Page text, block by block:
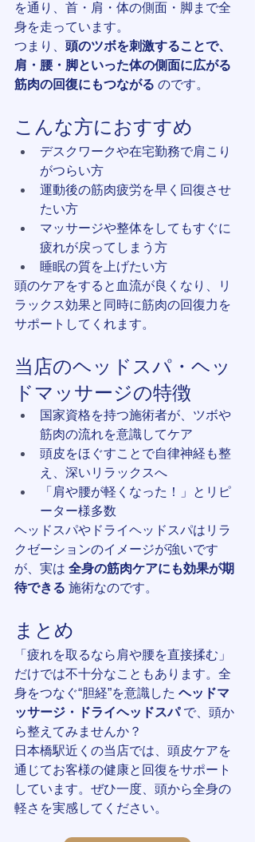
を通り、首・肩・体の側面・脚まで全
身を走っています。
つまり、 頭のツボを刺激することで、
肩・腰・脚といった体の側面に広がる
筋肉の回復にもつながる のです。
こんな方におすすめ
デスクワークや在宅勤務で肩こり
がつらい方
運動後の筋肉疲労を早く回復させ
たい方
マッサージや整体をしてもすぐに
疲れが戻ってしまう方
睡眠の質を上げたい方
頭のケアをすると血流が良くなり、リ
ラックス効果と同時に筋肉の回復力を
サポートしてくれます。
当店のヘッドスパ・ヘッ
ドマッサージの特徴
国家資格を持つ施術者が、ツボや
筋肉の流れを意識してケア
頭皮をほぐすことで自律神経も整
え、深いリラックスへ
「肩や腰が軽くなった！」とリピ
ーター様多数
ヘッドスパやドライヘッドスパはリラ
クゼーションのイメージが強いです
が、実は 全身の筋肉ケアにも効果が期
待できる 施術なのです。
まとめ
「疲れを取るなら肩や腰を直接揉む」
だけでは不十分なこともあります。全
身をつなぐ“胆経”を意識した ヘッドマ
ッサージ・ドライヘッドスパ で、頭か
ら整えてみませんか？
日本橋駅近くの当店では、頭皮ケアを
通じてお客様の健康と回復をサポート
しています。ぜひ一度、頭から全身の
軽さを実感してください。